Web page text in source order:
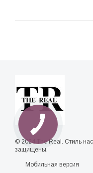
© 2024 The Real. Стиль
защищены.
Мобильная версия